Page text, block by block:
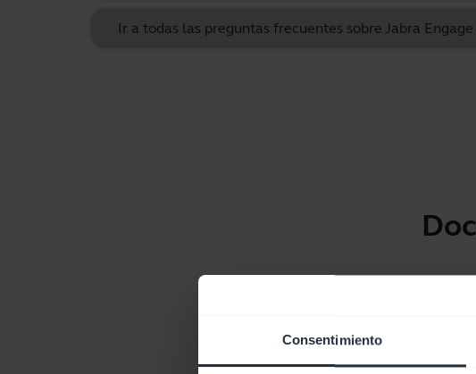
Consentimiento
Ir a todas las preguntas frecuentes sobre Jabra